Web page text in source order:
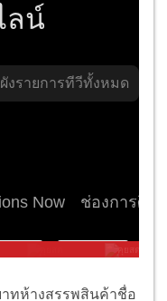
ทห้างสรรพสินค้าชื่อ